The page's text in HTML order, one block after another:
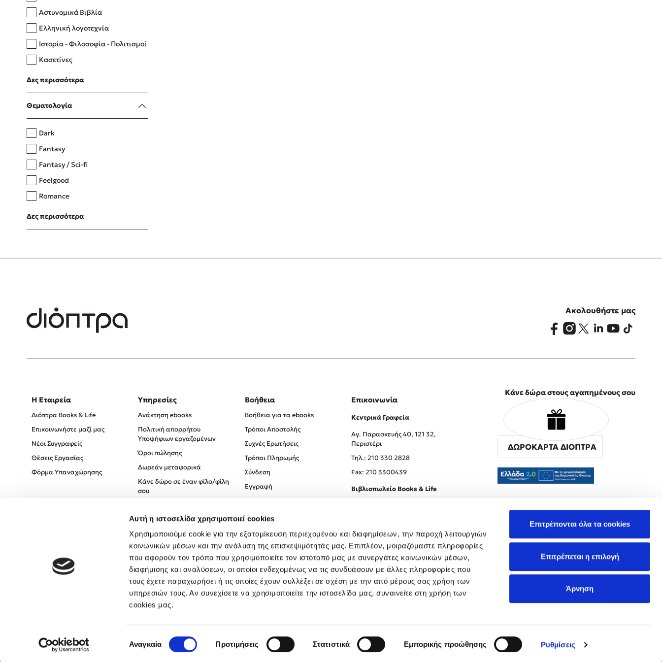
Αυτή η ιστοσελίδα χρησιμοποιεί cookies
Χρησιμοποιούμε cookie για την εξατομίκευση περιεχομένου και διαφημίσεων, την παροχή λειτουργιών
κοινωνικών μέσων και την ανάλυση της επισκεψιμότητάς μας. Επιπλέον, μοιραζόμαστε πληροφορίες
που αφορούν τον τρόπο που χρησιμοποιείτε τον ιστότοπό μας με συνεργάτες κοινωνικών μέσων,
διαφήμισης και αναλύσεων, οι οποίοι ενδεχομένως να τις συνδυάσουν με άλλες πληροφορίες που
τους έχετε παραχωρήσει ή τις οποίες έχουν συλλέξει σε σχέση με την από μέρους σας χρήση των
υπηρεσιών τους. Αν συνεχίσετε να χρησιμοποιείτε την ιστοσελίδα μας, συναινείτε στη χρήση των
cookies μας.
συγκατάθεσης
Αναγκαία Προτιμήσεις Στατιστικά Εμπορικής προώθησης Ρυθμίσεις
Επιτρέπονται όλα τα cookies
Επιτρέπεται η επιλογή
Άρνηση
Δανάη Δεληγεώργη
Πάνω, κάτω, μπροστά, πίσω
Η μέθοδος Αφήστε τους
Αστυνομικά Βιβλία
Ελληνική λογοτεχνία
Ιστορία - Φιλοσοφία - Πολιτισμοί
Κασετίνες
Λευκώματα - Έγχρωμοι οδηγοί
Μαγειρική
Δες περισσότερα
Θεματολογία
Dark
Fantasy
Fantasy / Sci-fi
Feelgood
Romance
Upmarket
Young Adult
Δες περισσότερα
Ακολουθήστε μας
Η Εταιρεία
Διόπτρα Books & Life
Επικοινωνήστε μαζί μας
Νέοι Συγγραφείς
Θέσεις Εργασίας
Φόρμα Υπαναχώρησης
Υπηρεσίες
Ανάκτηση ebooks
Πολιτική απορρήτου
Υποψήφιων εργαζομένων
Όροι πώλησης
Δωρεάν μεταφορικά
Κάνε δώρο σε έναν φίλο/φίλη
σου
Πολιτική Απορρήτου
Όροι χρήσης
Βοήθεια
Βοήθεια για τα ebooks
Τρόποι Αποστολής
Συχνές Ερωτήσεις
Τρόποι Πληρωμής
Σύνδεση
Εγγραφή
Επικοινωνία
Κεντρικά Γραφεία
Αγ. Παρασκευής 40, 121 32,
Περιστέρι
Tηλ.: 210 330 2828
Fax: 210 3300439
Βιβλιοπωλείο Books & Life
Κάνε δώρα στους αγαπημένους σου
ΔΩΡΟΚΑΡΤΑ ΔΙΟΠΤΡΑ
Created by Powered by